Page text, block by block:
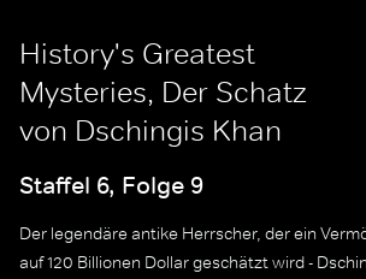
History's Greatest
Mysteries, Der Schatz
von Dschingis Khan
Staffel 6, Folge 9
Der legendäre antike Herrscher, der ein
auf 120 Billionen Dollar geschätzt wird -